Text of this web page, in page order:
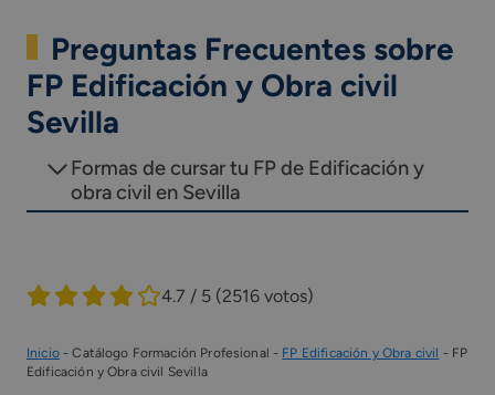
Preguntas Frecuentes sobre
FP Edificación y Obra civil
Sevilla
Formas de cursar tu FP de Edificación y
obra civil en Sevilla
4.7 / 5 (2516 votos)
Inicio-Catálogo Formación Profesional - FP Edificación y Obra civil - FP
Edificación y Obra civil Sevilla